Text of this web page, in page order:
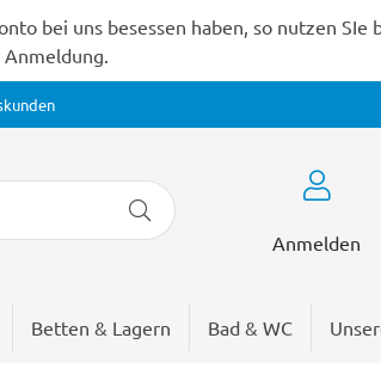
bei uns besessen haben, so nutzen SIe
Anmelden
Betten & Lagern Bad & WC